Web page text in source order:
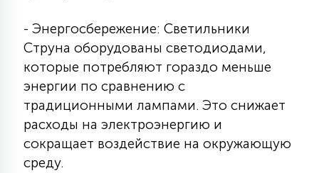
- Энергосбережение: Светильники
Струна оборудованы светодиодами,
которые потребляют гораздо меньше
энергии по сравнению с
традиционными лампами. Это снижает
расходы на электроэнергию и
сокращает воздействие на окружающую
среду.